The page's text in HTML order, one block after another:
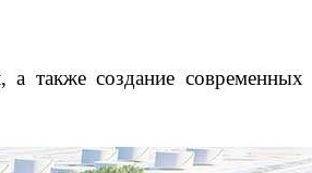
а также создание современных